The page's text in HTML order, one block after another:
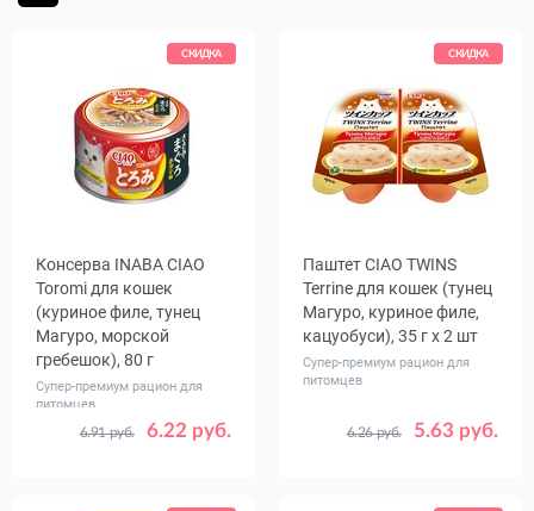
СКИДКА
Консерва INABA CIAO
Toromi для кошек
(куриное филе, тунец
Магуро, морской
гребешок), 80 г
Супер-премиум рацион для
питомцев
6.22 руб.
6.91 руб.
Количество
1 24
СКИДКА
Паштет CIAO TWINS
Terrine для кошек (тунец
Магуро, куриное филе,
кацуобуси), 35 г х 2 шт
Супер-премиум рацион для
питомцев
5.63 руб.
6.26 руб.
Количество
1 8